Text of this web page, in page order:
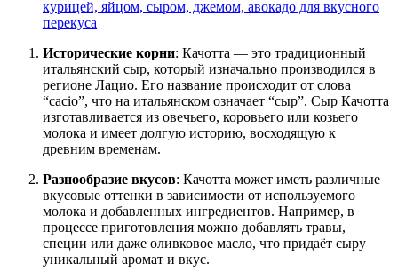
курицей, яйцом, сыром, джемом, авокадо для вкусного
перекуса
Исторические корни: Качотта — это традиционный
итальянский сыр, который изначально производился в
регионе Лацио. Его название происходит от слова
“cacio”, что на итальянском означает “сыр”. Сыр Качотта
изготавливается из овечьего, коровьего или козьего
молока и имеет долгую историю, восходящую к
древним временам.
Разнообразие вкусов: Качотта может иметь различные
вкусовые оттенки в зависимости от используемого
молока и добавленных ингредиентов. Например, в
процессе приготовления можно добавлять травы,
специи или даже оливковое масло, что придаёт сыру
уникальный аромат и вкус.